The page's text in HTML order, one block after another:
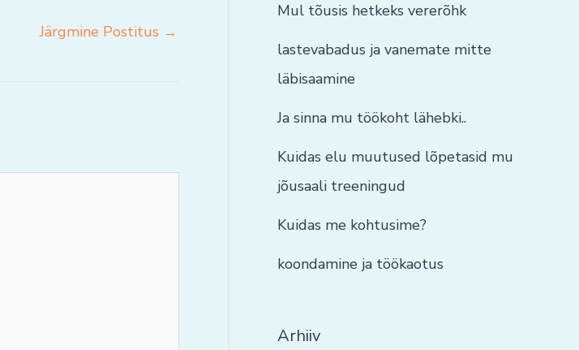
Järgmine Postitus →
Mul tõusis hetkeks vererõhk
lastevabadus ja vanemate mitte
läbisaamine
Ja sinna mu töökoht lähebki..
Kuidas elu muutused lõpetasid mu
jõusaali treeningud
Kuidas me kohtusime?
koondamine ja töökaotus
Arhiiv